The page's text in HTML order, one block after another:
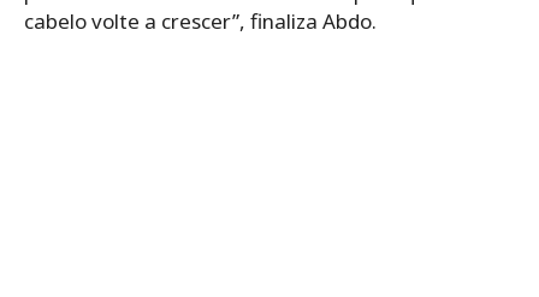
cabelo volte a crescer”, finaliza Abdo.